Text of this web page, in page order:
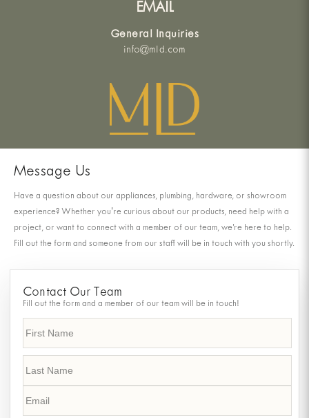
EMAIL
General Inquiries
info@mld.com
Message Us
Have a question about our appliances, plumbing, hardware, or showroom
experience? Whether you're curious about our products, need help with a
project, or want to connect with a member of our team, we’re here to help.
Fill out the form and someone from our staff will be in touch with you shortly.
Contact Our Team
Fill out the form and a member of our team will be in touch!